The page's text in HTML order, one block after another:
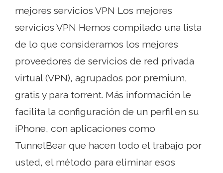
mejores servicios VPN Los mejores
servicios VPN Hemos compilado una lista
de lo que consideramos los mejores
proveedores de servicios de red privada
virtual (VPN), agrupados por premium,
gratis y para torrent. Más información le
facilita la configuración de un perfil en su
iPhone, con aplicaciones como
TunnelBear que hacen todo el trabajo por
usted, el método para eliminar esos